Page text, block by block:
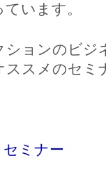
います。
ションのビジ
スメのセミ
ミナー